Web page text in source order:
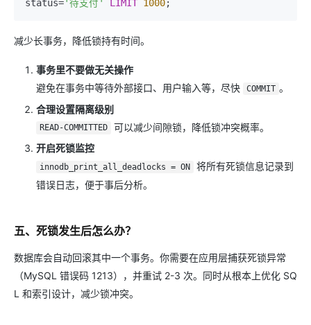
status='待支付' LIMIT 1000
减少长事务，降低锁持有时间。
事务里不要做无关操作
避免在事务中等待外部接口、用户输入等，尽快
COMMIT 。
合理设置隔离级别
READ-COMMITTED
可以减少间隙锁，降低锁冲突概率。
开启死锁监控
innodb_print_all_deadlocks = ON
将所有死锁信息记录到
错误日志，便于事后分析。
五、死锁发生后怎么办？
数据库会自动回滚其中一个事务。你需要在应用层捕获死锁异常
（MySQL 错误码 1213），并重试 2-3 次。同时从根本上优化 SQ
L 和索引设计，减少锁冲突。